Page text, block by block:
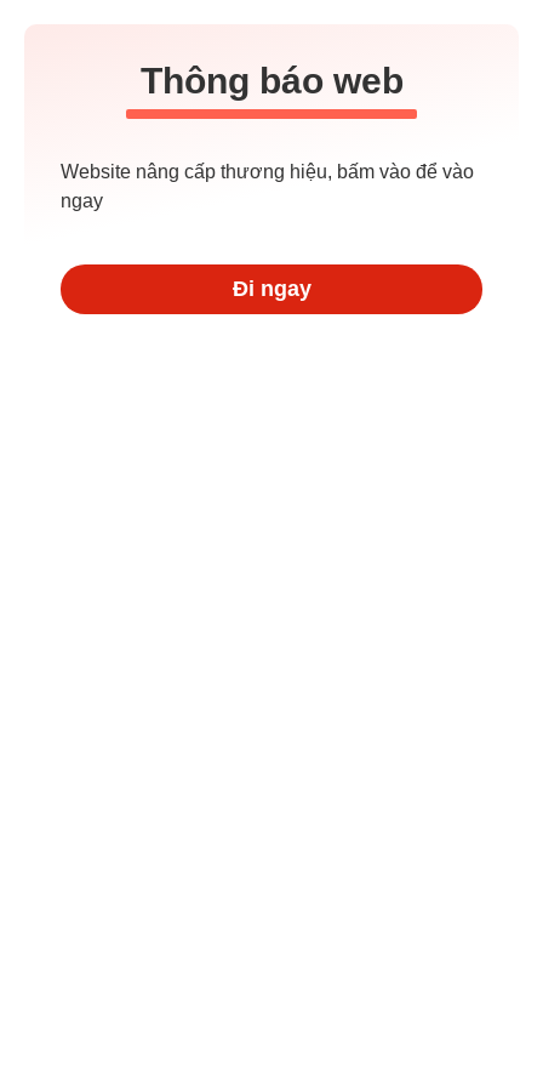
Thông báo web
Website nâng cấp thương hiệu, bấm vào để vào
ngay
Đi ngay